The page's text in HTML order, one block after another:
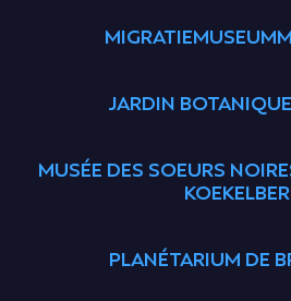
JARDIN
MUSÉE DES SOEURS
PLANÉTARIUM DE